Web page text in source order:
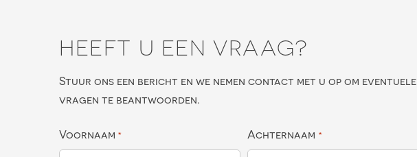
HEEFT U EEN VRAAG?
Stuur ons een bericht en we nemen contact met u op om eventuele
vragen te beantwoorden.
Voornaam * Achternaam *